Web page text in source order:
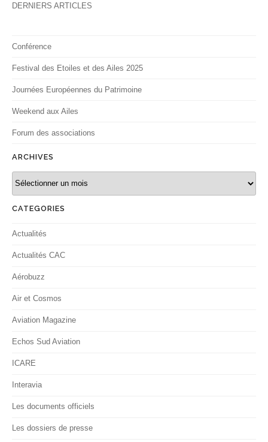
DERNIERS ARTICLES
Conférence
Festival des Etoiles et des Ailes 2025
Journées Européennes du Patrimoine
Weekend aux Ailes
Forum des associations
ARCHIVES
CATEGORIES
Actualités
Actualités CAC
Aérobuzz
Air et Cosmos
Aviation Magazine
Echos Sud Aviation
ICARE
Interavia
Les documents officiels
Les dossiers de presse